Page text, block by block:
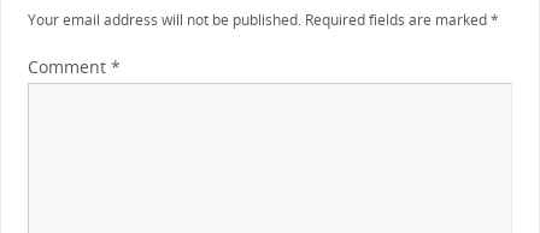
Your email address will not be published. Required fields are marked*
Comment *